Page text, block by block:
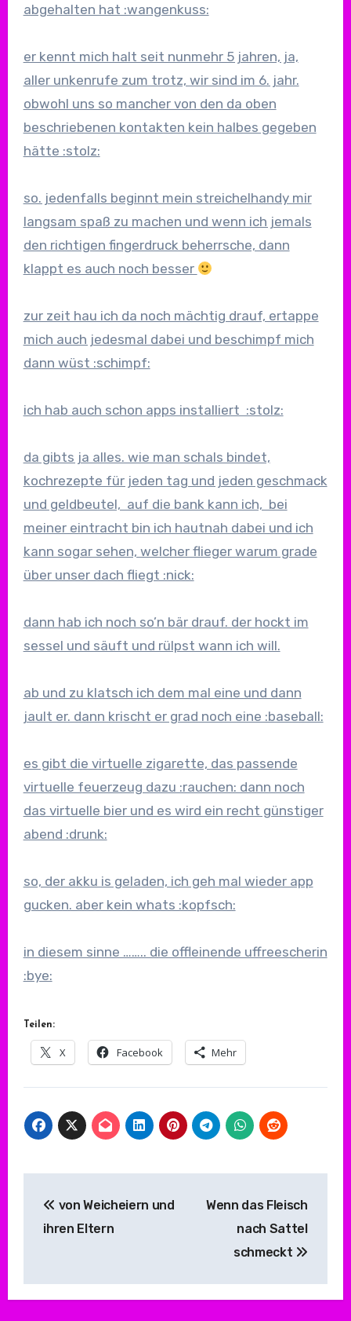
abgehalten hat :wangenkuss:
er kennt mich halt seit nunmehr 5 jahren, ja,
aller unkenrufe zum trotz, wir sind im 6. jahr.
obwohl uns so mancher von den da oben
beschriebenen kontakten kein halbes gegeben
hätte :stolz:
so. jedenfalls beginnt mein streichelhandy mir
langsam spaß zu machen und wenn ich jemals
den richtigen fingerdruck beherrsche, dann
klappt es auch noch besser
zur zeit hau ich da noch mächtig drauf, ertappe
mich auch jedesmal dabei und beschimpf mich
dann wüst :schimpf:
ich hab auch schon apps installiert :stolz:
da gibts ja alles. wie man schals bindet,
kochrezepte für jeden tag und jeden geschmack
und geldbeutel, auf die bank kann ich, bei
meiner eintracht bin ich hautnah dabei und ich
kann sogar sehen, welcher flieger warum grade
über unser dach fliegt :nick:
dann hab ich noch so’n bär drauf. der hockt im
sessel und säuft und rülpst wann ich will.
ab und zu klatsch ich dem mal eine und dann
jault er. dann krischt er grad noch eine :baseball:
es gibt die virtuelle zigarette, das passende
virtuelle feuerzeug dazu :rauchen: dann noch
das virtuelle bier und es wird ein recht günstiger
abend :drunk:
so, der akku is geladen, ich geh mal wieder app
gucken. aber kein whats :kopfsch:
in diesem sinne …….. die offleinende uffreescherin
:bye:
Teilen:
X Facebook Mehr
von Weicheiern und
ihren Eltern
Wenn das Fleisch
nach Sattel
schmeckt